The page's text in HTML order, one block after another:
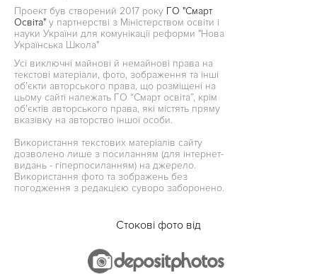
Проект був створений 2017 року ГО "Смарт
Освіта" у партнерстві з Міністерством освіти і
науки України для комунікації реформи "Нова
Українська Школа"
Усі виключні майнові й немайнові права на
текстові матеріали, фото, зображення та інші
об’єкти авторського права, що розміщені на
цьому сайті належать ГО “Смарт освіта”, крім
об’єктів авторського права, які містять пряму
вказівку на авторство іншої особи.
Використання текстових матеріалів сайту
дозволено лише з посиланням (для інтернет-
видань - гіперпосиланням) на джерело.
Використання фото та зображень без
погодження з редакцією суворо заборонено.
Стокові фото від